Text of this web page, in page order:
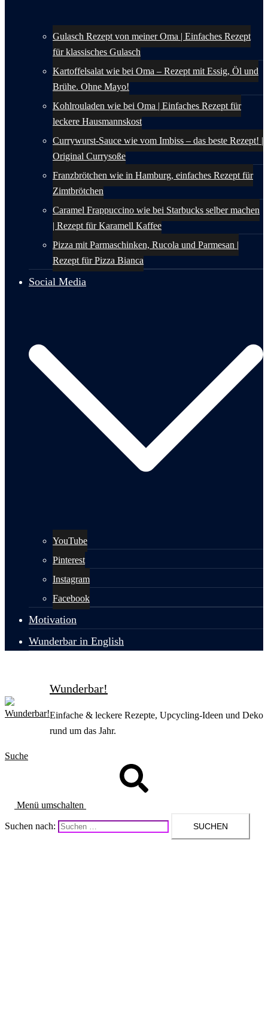
Gulasch Rezept von meiner Oma | Einfaches Rezept
für klassisches Gulasch
Kartoffelsalat wie bei Oma – Rezept mit Essig, Öl und
Brühe. Ohne Mayo!
Kohlrouladen wie bei Oma | Einfaches Rezept für
leckere Hausmannskost
Currywurst-Sauce wie vom Imbiss – das beste Rezept! |
Original Currysoße
Franzbrötchen wie in Hamburg, einfaches Rezept für
Zimtbrötchen
Caramel Frappuccino wie bei Starbucks selber machen
| Rezept für Karamell Kaffee
Pizza mit Parmaschinken, Rucola und Parmesan |
Rezept für Pizza Bianca
Social Media
YouTube
Pinterest
Instagram
Facebook
Motivation
Wunderbar in English
Wunderbar!
Einfache & leckere Rezepte, Upcycling-Ideen und Deko
rund um das Jahr.
Suche
Menü umschalten
Suchen nach: